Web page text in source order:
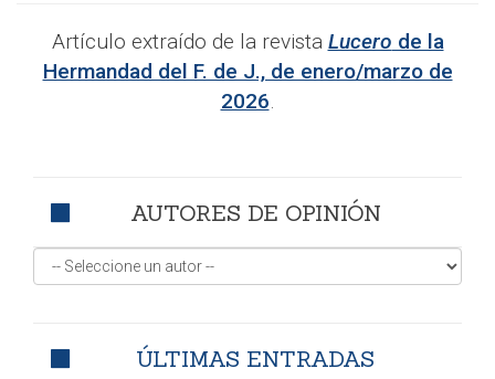
Artículo extraído de la revista Lucero de la
Hermandad del F. de J., de enero/marzo de
2026.
AUTORES DE OPINIÓN
ÚLTIMAS ENTRADAS